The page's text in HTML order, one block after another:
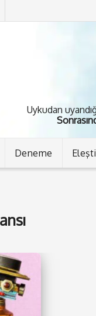
Uykudan
Deneme